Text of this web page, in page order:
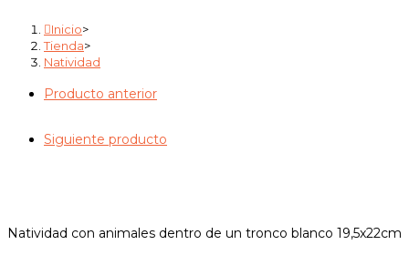
Inicio>
Tienda>
Natividad
Producto anterior
Siguiente producto
Natividad con animales dentro de un tronco blanco 19,5x22cm